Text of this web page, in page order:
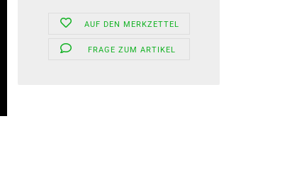
AUF DEN MERKZETTEL
FRAGE ZUM ARTIKEL